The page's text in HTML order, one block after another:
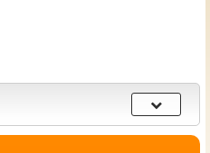
Sections
du
guide